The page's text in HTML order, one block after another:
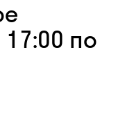
по